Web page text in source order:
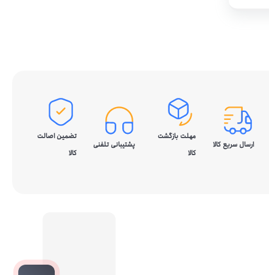
ارسال سریع کالا
مهلت بازگشت
کالا
پشتیبانی تلفنی
تضمین اصالت
کالا